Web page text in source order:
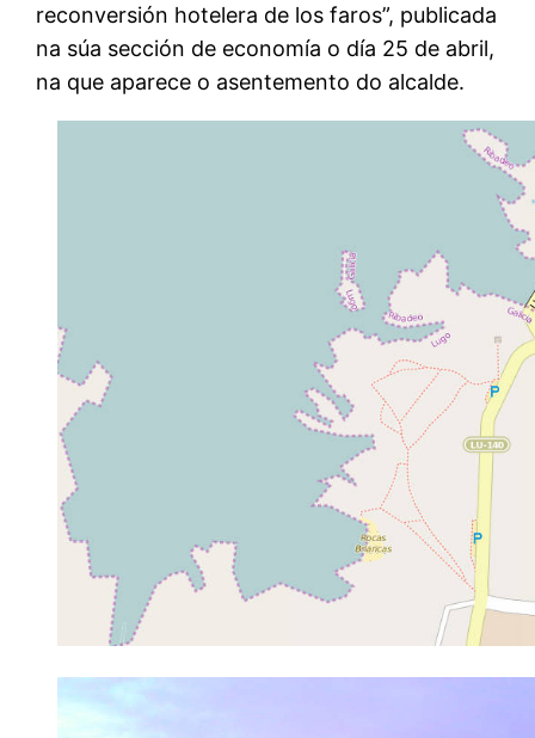
reconversión hotelera de los faros”, publicada
na súa sección de economía o día 25 de abril,
na que aparece o asentemento do alcalde.